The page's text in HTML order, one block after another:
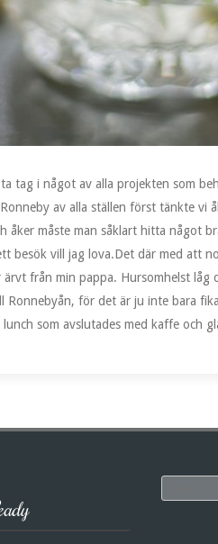
tag i något av alla projekten som
av alla ställen först tänkte vi
åker måste man såklart hitta något
besök vill jag lova.Det där med att
från min pappa. Hursomhelst
Ronnebyån, för det är ju inte bara
som avslutades med kaffe och